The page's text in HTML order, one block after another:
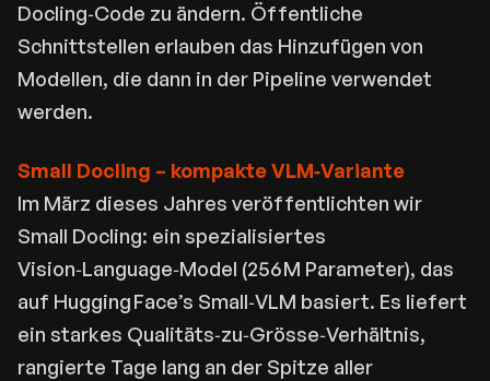
Docling‑Code zu ändern. Öffentliche
Schnittstellen erlauben das Hinzufügen von
Modellen, die dann in der Pipeline verwendet
werden.
Small Docling – kompakte VLM‑Variante
Im März dieses Jahres veröffentlichten wir
Small Docling: ein spezialisiertes
Vision‑Language‑Model (256 M Parameter), das
auf Hugging Face’s Small‑VLM basiert. Es liefert
ein starkes Qualitäts‑zu‑Grösse‑Verhältnis,
rangierte Tage lang an der Spitze aller